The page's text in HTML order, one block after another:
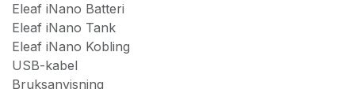
Eleaf iNano Batteri
Eleaf iNano Tank
Eleaf iNano Kobling
USB-kabel
Bruksanvisning